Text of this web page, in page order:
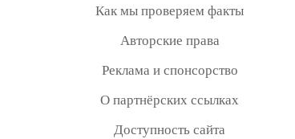
Как мы проверяем факты
Авторские права
Реклама и спонсорство
О партнёрских ссылках
Доступность сайта